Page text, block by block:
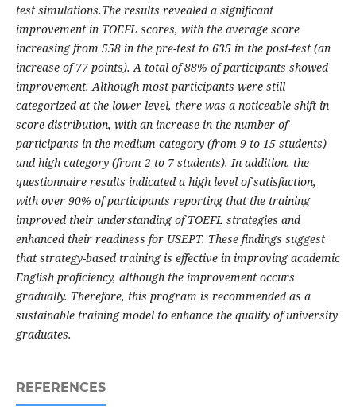
test simulations.The results revealed a significant
improvement in TOEFL scores, with the average score
increasing from 558 in the pre-test to 635 in the post-test (an
increase of 77 points). A total of 88% of participants showed
improvement. Although most participants were still
categorized at the lower level, there was a noticeable shift in
score distribution, with an increase in the number of
participants in the medium category (from 9 to 15 students)
and high category (from 2 to 7 students). In addition, the
questionnaire results indicated a high level of satisfaction,
with over 90% of participants reporting that the training
improved their understanding of TOEFL strategies and
enhanced their readiness for USEPT. These findings suggest
that strategy-based training is effective in improving academic
English proficiency, although the improvement occurs
gradually. Therefore, this program is recommended as a
sustainable training model to enhance the quality of university
graduates.
REFERENCES